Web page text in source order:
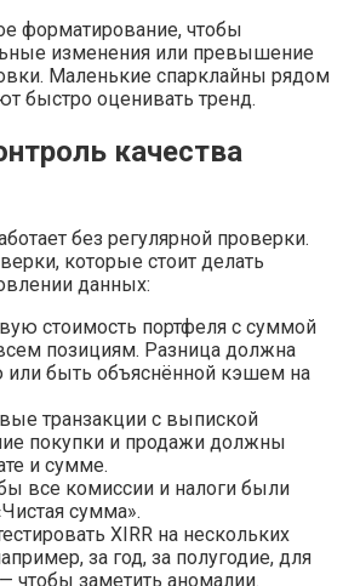
форматирование, чтобы
изменения или превышение
Маленькие спарклайны рядом
быстро оценивать тренд.
качества
без регулярной проверки.
которые стоит делать
данных:
стоимость портфеля с суммой
позициям. Разница должна
или быть объяснённой кэшем на
транзакции с выпиской
покупки и продажи должны
и сумме.
все комиссии и налоги были
сумма».
XIRR на нескольких
за год, за полугодие, для
чтобы заметить аномалии.